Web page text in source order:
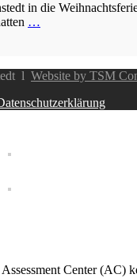
in die
…
l Website by TSM
Center (AC)